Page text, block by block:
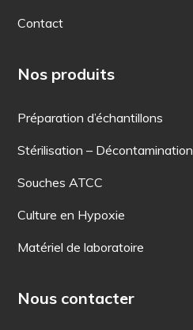
Contact
Nos produits
Préparation d’échantillons
Stérilisation – Décontamination
Souches ATCC
Culture en Hypoxie
Matériel de laboratoire
Nous contacter